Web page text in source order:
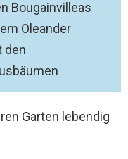
Bougainvilleas
Oleander
den
Garten lebendig